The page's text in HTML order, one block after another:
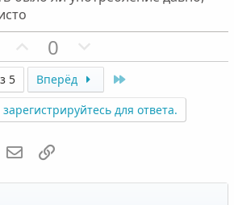
П
о
з
и
т
и
в
н
0
е
а
т
н
5 Вперёд
для ответа.
WhatsAppЭлектронная почта